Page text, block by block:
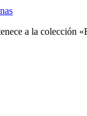
a la colección